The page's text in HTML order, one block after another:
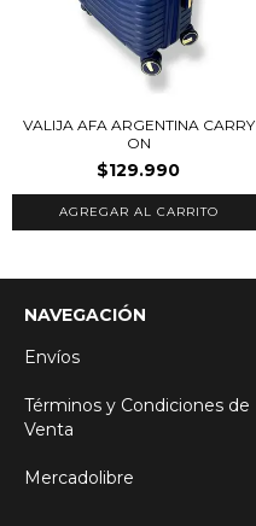
VALIJA AFA ARGENTINA CARRY
ON
$129.990
NAVEGACIÓN
Envíos
Términos y Condiciones de
Venta
Mercadolibre